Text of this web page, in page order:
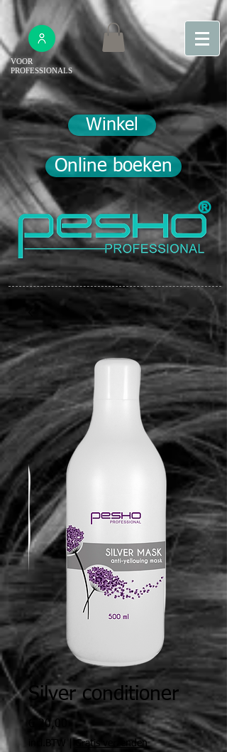
VOOR
PROFESSIONALS
Winkel
Online boeken
®
Silver conditioner
€ 20,00 Prijs
incl.BTW Gratis verzenden